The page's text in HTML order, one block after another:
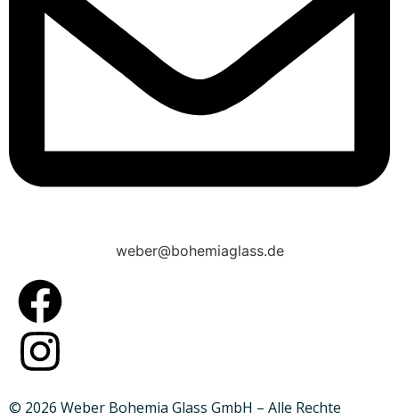
weber@bohemiaglass.de
© 2026 Weber Bohemia Glass GmbH – Alle Rechte